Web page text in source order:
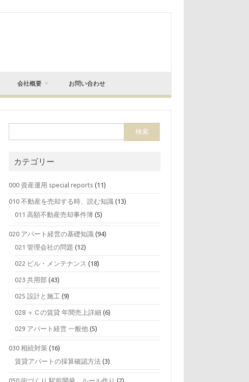
会社概要 お問い合わせ
カテゴリー
000 資産運用 special reports (11)
010 不動産を売却する時、読む知識 (13)
011 高額不動産売却事件簿 (5)
020 アパート経営の基礎知識 (94)
021 管理会社の問題 (12)
022 ビル・メンテナンス (18)
023 共用部 (43)
025 設計と施工 (9)
028 ＋Ｃの賃貸 年間売上詳細 (6)
029 アパート経営 一般他 (5)
030 相続対策 (16)
賃貸アパートの採算確認方法 (3)
050 街づくり 駅前開発、ルール作り (2)